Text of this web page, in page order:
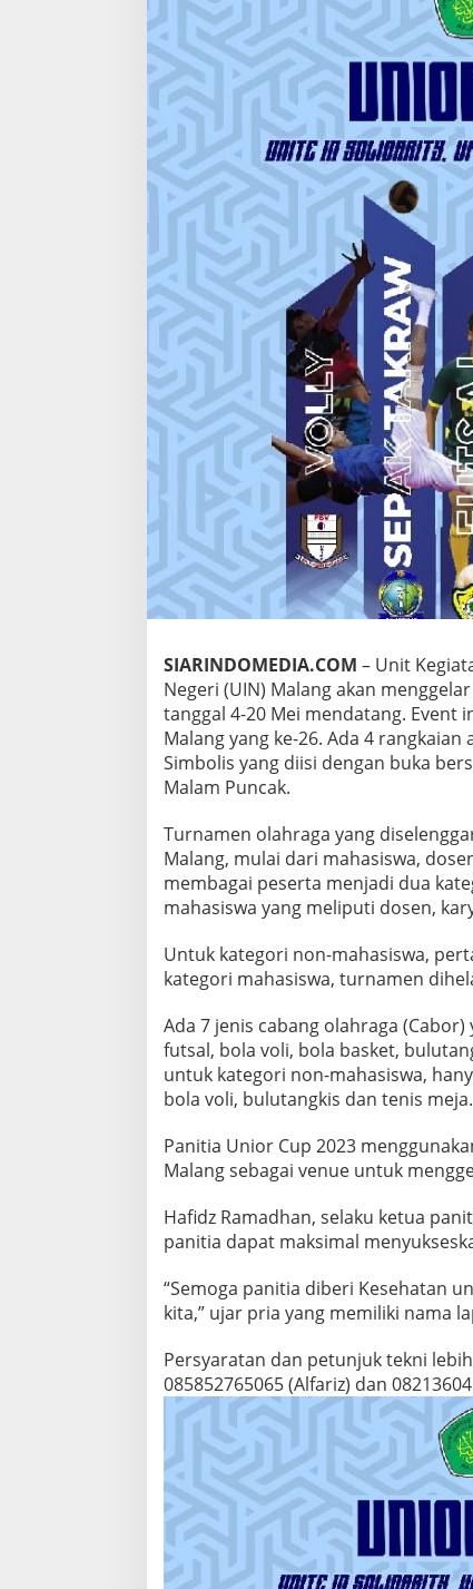
A
T
U
R
N
M
E
N
O
R
A
G
K
H
U
S
U
S
W
A
R
G
A
U
I
A
L
A
N
G
SIARINDOMEDIA.COM – Unit
Negeri (UIN) Malang akan
tanggal 4-20 Mei mendatang. Event
Malang yang ke-26. Ada 4
Simbolis yang diisi dengan buka
Malam Puncak.
Turnamen olahraga yang
Malang, mulai dari mahasiswa,
membagai peserta menjadi dua
mahasiswa yang meliputi dosen,
Untuk kategori non-mahasiswa,
kategori mahasiswa, turnamen
Ada 7 jenis cabang olahraga
futsal, bola voli, bola basket,
untuk kategori non-mahasiswa,
bola voli, bulutangkis dan tenis meja.
Panitia Unior Cup 2023
Malang sebagai venue untuk
Hafidz Ramadhan, selaku ketua
panitia dapat maksimal
“Semoga panitia diberi Kesehatan
kita,” ujar pria yang memiliki nama
Persyaratan dan petunjuk tekni
085852765065 (Alfariz) dan